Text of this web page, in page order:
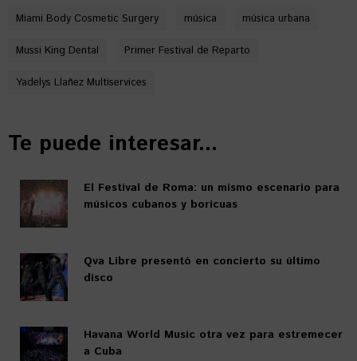
Miami Body Cosmetic Surgery música música urbana
Mussi King Dental Primer Festival de Reparto
Yadelys Llañez Multiservices
Te puede interesar...
El Festival de Roma: un mismo escenario para
músicos cubanos y boricuas
Qva Libre presentó en concierto su último
disco
Havana World Music otra vez para estremecer
a Cuba